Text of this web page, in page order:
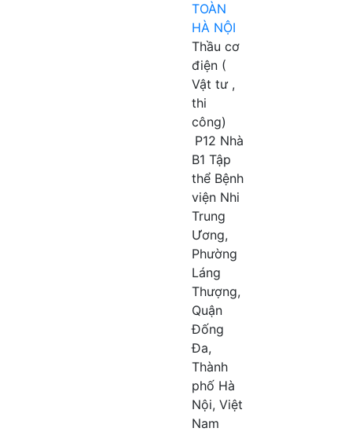
TOÀN
HÀ NỘI
Thầu cơ
điện (
Vật tư ,
thi
công)
P12 Nhà
B1 Tập
thể Bệnh
viện Nhi
Trung
Ương,
Phường
Láng
Thượng,
Quận
Đống
Đa,
Thành
phố Hà
Nội, Việt
Nam